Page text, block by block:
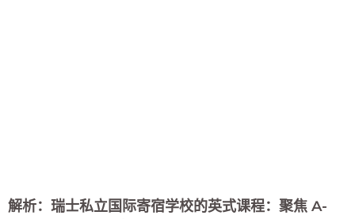
解析：瑞士私立国际寄宿学校的英式课程：聚焦 A-